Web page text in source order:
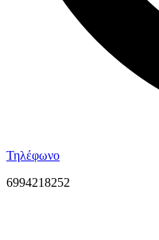
Τηλέφωνο
6994218252